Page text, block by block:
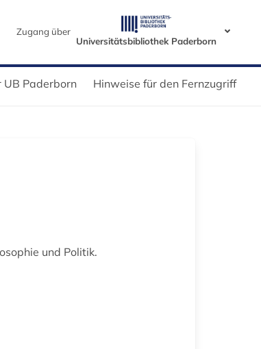
Zugang über
Universitätsbibliothek Paderborn
UB Paderborn Hinweise für den Fernzugriff
und Politik.